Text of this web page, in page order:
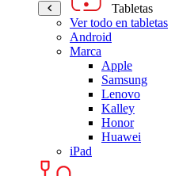
Tabletas
Ver todo en tabletas
Android
Marca
Apple
Samsung
Lenovo
Kalley
Honor
Huawei
iPad